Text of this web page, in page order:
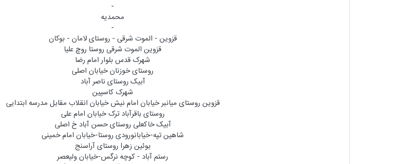
-
محمدیه
-
قزوین - الموت شرقی - روستای لامان - بوکان
قزوین الموت شرقی روستا روچ علیا
شهرک قدس بلوار امام رضا
روستای خوزنان خیابان اصلی
آبیک روستای ناصر آباد
شهرک کاسپین
قزوین روستای میانبر خیابان امام نیش خیابان انقلاب مقابل مدرسه ابتدایی
روستای باقرآباد ترک خیابان امام علی
آبیک خاکعلی روستای حسن آباد خ اصلی
شاهین تپه-خیابانورودی روستا-خیابان امام خمینی
بوئین زهرا روستای آراسنج
رستم آباد - کوچه نرگس-خیابان ولیعصر